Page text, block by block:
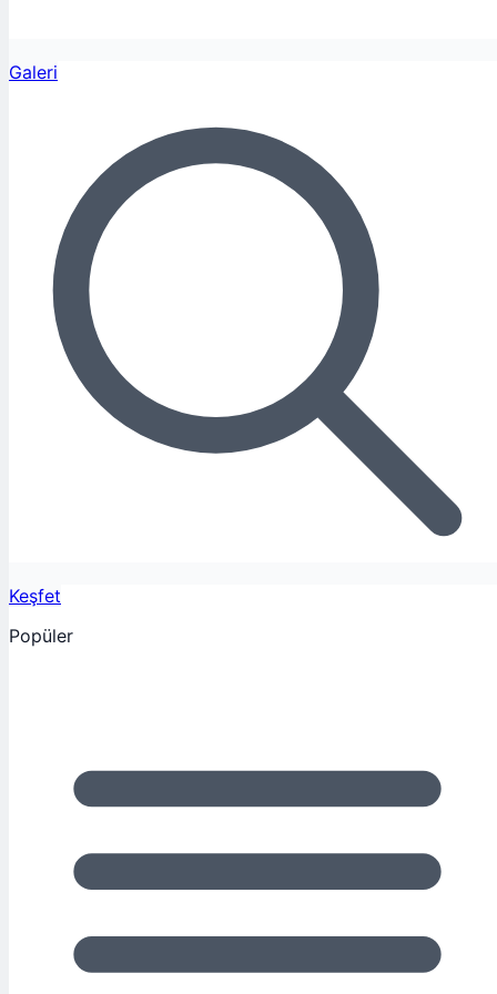
Galeri
Keşfet
Popüler